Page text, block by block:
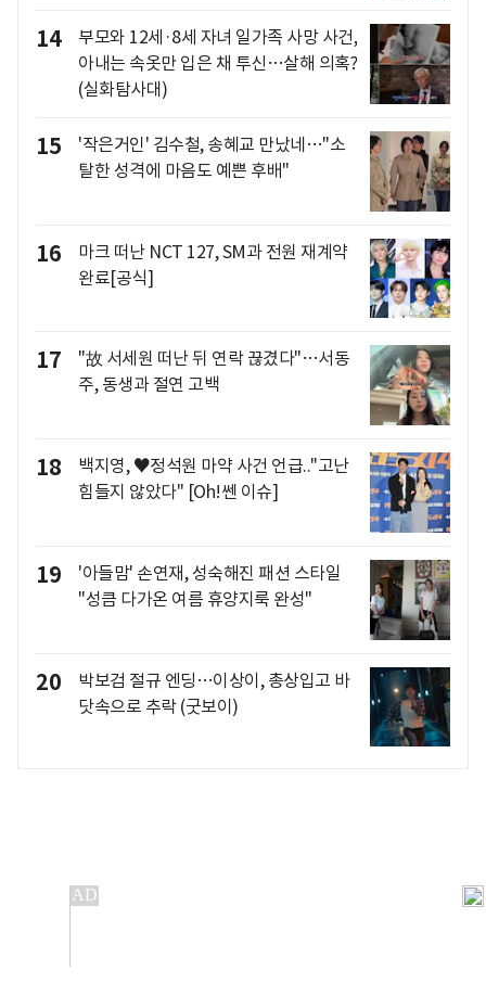
14
부모와 12세·8세 자녀 일가족 사망 사건,
아내는 속옷만 입은 채 투신…살해 의혹?
(실화탐사대)
15
'작은거인' 김수철, 송혜교 만났네…"소
탈한 성격에 마음도 예쁜 후배"
16
마크 떠난 NCT 127, SM과 전원 재계약
완료[공식]
17
"故 서세원 떠난 뒤 연락 끊겼다"…서동
주, 동생과 절연 고백
18
백지영, ♥정석원 마약 사건 언급.."고난
힘들지 않았다" [Oh!쎈 이슈]
19
'아들맘' 손연재, 성숙해진 패션 스타일
"성큼 다가온 여름 휴양지룩 완성"
20
박보검 절규 엔딩…이상이, 총상입고 바
닷속으로 추락 (굿보이)